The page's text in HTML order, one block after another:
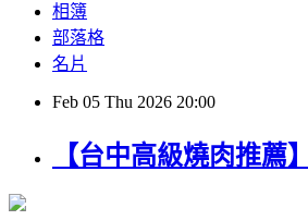
相簿
部落格
名片
Feb 05 Thu 2026 20:00
【台中高級燒肉推